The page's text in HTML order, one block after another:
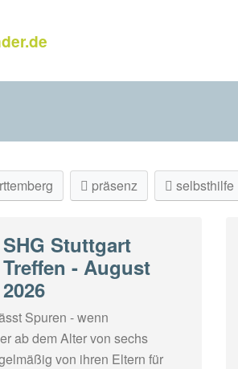
präsenz selbsthilfe
SHG Stuttgart
Treffen - August
2026
Spuren - wenn
ab dem Alter von sechs
von ihren Eltern für